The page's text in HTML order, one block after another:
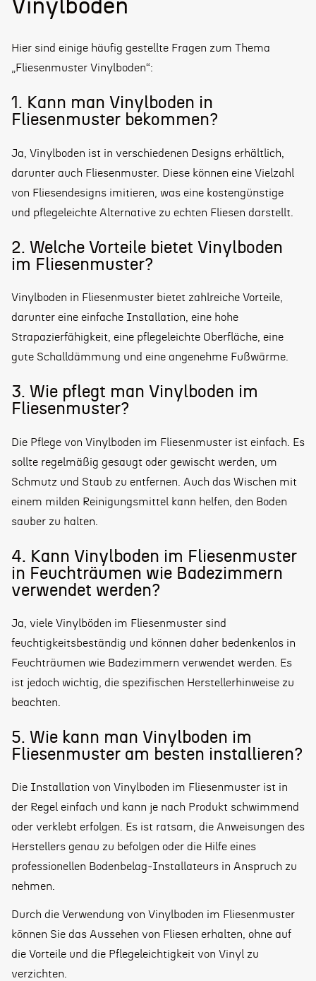
Vinylboden
Hier sind einige häufig gestellte Fragen zum Thema
„Fliesenmuster Vinylboden“:
1. Kann man Vinylboden in
Fliesenmuster bekommen?
Ja, Vinylboden ist in verschiedenen Designs erhältlich,
darunter auch Fliesenmuster. Diese können eine Vielzahl
von Fliesendesigns imitieren, was eine kostengünstige
und pflegeleichte Alternative zu echten Fliesen darstellt.
2. Welche Vorteile bietet Vinylboden
im Fliesenmuster?
Vinylboden in Fliesenmuster bietet zahlreiche Vorteile,
darunter eine einfache Installation, eine hohe
Strapazierfähigkeit, eine pflegeleichte Oberfläche, eine
gute Schalldämmung und eine angenehme Fußwärme.
3. Wie pflegt man Vinylboden im
Fliesenmuster?
Die Pflege von Vinylboden im Fliesenmuster ist einfach. Es
sollte regelmäßig gesaugt oder gewischt werden, um
Schmutz und Staub zu entfernen. Auch das Wischen mit
einem milden Reinigungsmittel kann helfen, den Boden
sauber zu halten.
4. Kann Vinylboden im Fliesenmuster
in Feuchträumen wie Badezimmern
verwendet werden?
Ja, viele Vinylböden im Fliesenmuster sind
feuchtigkeitsbeständig und können daher bedenkenlos in
Feuchträumen wie Badezimmern verwendet werden. Es
ist jedoch wichtig, die spezifischen Herstellerhinweise zu
beachten.
5. Wie kann man Vinylboden im
Fliesenmuster am besten installieren?
Die Installation von Vinylboden im Fliesenmuster ist in
der Regel einfach und kann je nach Produkt schwimmend
oder verklebt erfolgen. Es ist ratsam, die Anweisungen des
Herstellers genau zu befolgen oder die Hilfe eines
professionellen Bodenbelag-Installateurs in Anspruch zu
nehmen.
Durch die Verwendung von Vinylboden im Fliesenmuster
können Sie das Aussehen von Fliesen erhalten, ohne auf
die Vorteile und die Pflegeleichtigkeit von Vinyl zu
verzichten.